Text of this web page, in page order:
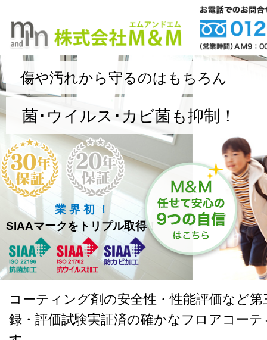
傷や汚れから守るのはもちろん
菌･ウイルス･カビ菌も抑制！
業 界 初 ！
SIAAマークをトリプル取得！
コーティング剤の安全性・性能評価など
録・評価試験実証済の確かなフロアコー